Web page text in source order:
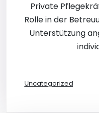
Private
Rolle in der
Unterstützung
Uncategorized